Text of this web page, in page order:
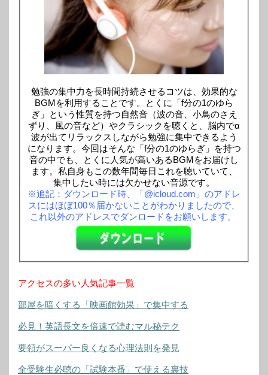
勉強の集中力を長時間持続させるコツは、効果的な
BGMを利用することです。とくに「f分の1のゆら
ぎ」という性質を持つ自然音（波の音、小鳥のさえ
ずり、風の音など）やクラシックを聴くと、脳内でα
波が出てリラックスしながら勉強に集中できるよう
になります。今回はそんな「f分の1のゆらぎ」を持つ
音の中でも、とくに人気が高いあるBGMをお届けし
ます。私自身もこの数年間毎日これを聴いていて、
集中したい時には欠かせない音源です。
※追記：ダウンロード時、「@icloud.com」のアドレ
スにはほぼ100％届かないことがわかりましたので、
これ以外のアドレスでダンロードをお願いします。
アクセスの多い人気記事一覧
部屋を暗くする「映画館効果」で集中する
必見！英語長文を倍速で読むマル秘テク
要領がスーパー良くなる心理法則を発見
全受験生必聴の「試験本番」で使える裏技